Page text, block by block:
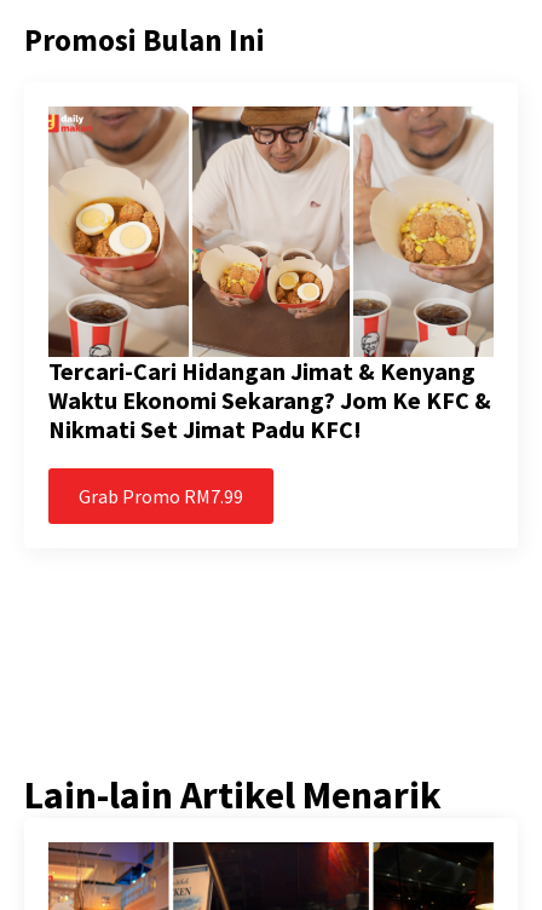
Promosi Bulan Ini
Tercari-Cari Hidangan Jimat & Kenyang
Waktu Ekonomi Sekarang? Jom Ke KFC &
Nikmati Set Jimat Padu KFC!
Grab Promo RM7.99
Lain-lain Artikel Menarik